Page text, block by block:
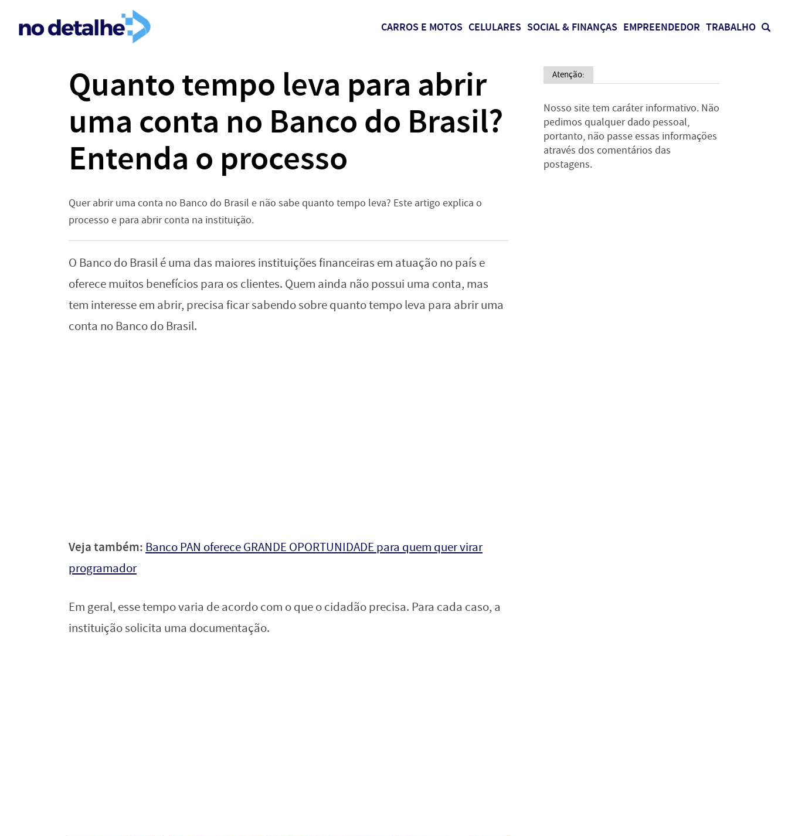
CARROS E MOTOS CELULARES SOCIAL & FINANÇAS EMPREENDEDOR TRABALHO
Quanto tempo leva para abrir
uma conta no Banco do Brasil?
Entenda o processo
Quer abrir uma conta no Banco do Brasil e não sabe quanto tempo leva? Este artigo explica o
processo e para abrir conta na instituição.
O Banco do Brasil é uma das maiores instituições financeiras em atuação no país e
oferece muitos benefícios para os clientes. Quem ainda não possui uma conta, mas
tem interesse em abrir, precisa ficar sabendo sobre quanto tempo leva para abrir uma
conta no Banco do Brasil.
Veja também: Banco PAN oferece GRANDE OPORTUNIDADE para quem quer virar
programador
Em geral, esse tempo varia de acordo com o que o cidadão precisa. Para cada caso, a
instituição solicita uma documentação.
Atenção:
Nosso site tem caráter informativo. Não
pedimos qualquer dado pessoal,
portanto, não passe essas informações
através dos comentários das
postagens.